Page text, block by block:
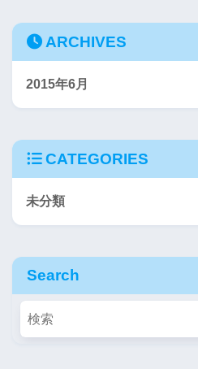
ARCHIVES
2015年6月
CATEGORIES
未分類
Search